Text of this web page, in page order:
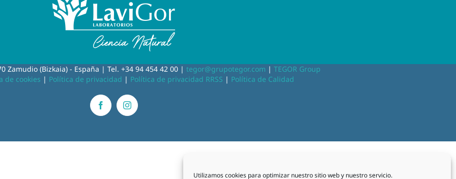
Utilizamos cookies para optimizar nuestro sitio web y nuestro servicio.
Zamudio (Bizkaia) - España | Tel. +34 94 454 42 00 | tegor@grupotegor.com | TEGOR Group
de cookies | Política de privacidad | Política de privacidad RRSS | Política de Calidad
FacebookInstagram